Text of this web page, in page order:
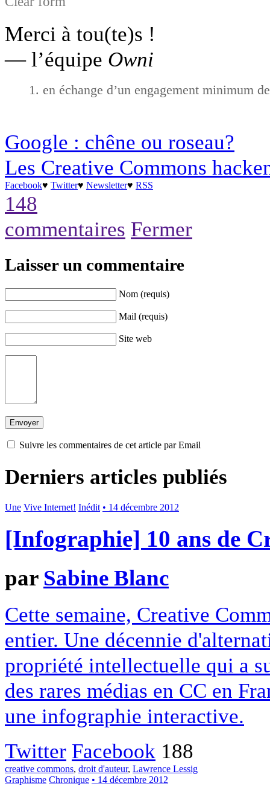
Merci à tou(te)s !
— l’équipe Owni
en échange d’un engagement minimum
Google : chêne ou roseau?
Les Creative Commons
Facebook♥ Twitter♥ Newsletter♥ RSS
148
commentaires Fermer
Laisser un commentaire
Nom (requis)
Mail (requis)
Site web
Suivre les commentaires de cet article par Email
Derniers articles publiés
Une Vive Internet! Inédit • 14 décembre 2012
[Infographie] 10 ans de
par Sabine Blanc
Cette semaine, Creative
entier. Une décennie
propriété intellectuelle qui a
des rares médias en CC en
une infographie interactive.
Twitter Facebook 188
creative commons, droit d'auteur, Lawrence Lessig
Graphisme Chronique • 14 décembre 2012